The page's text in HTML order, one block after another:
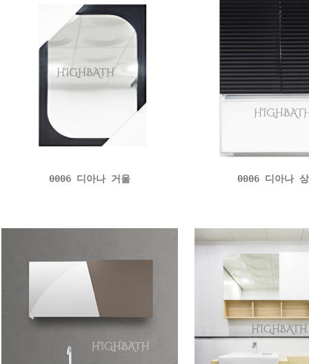
0006 디아나 거울 0006 디아나